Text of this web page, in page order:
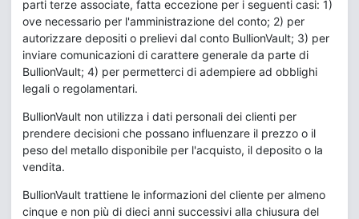
parti terze associate, fatta eccezione per i seguenti casi: 1)
ove necessario per l'amministrazione del conto; 2) per
autorizzare depositi o prelievi dal conto BullionVault; 3) per
inviare comunicazioni di carattere generale da parte di
BullionVault; 4) per permetterci di adempiere ad obblighi
legali o regolamentari.
BullionVault non utilizza i dati personali dei clienti per
prendere decisioni che possano influenzare il prezzo o il
peso del metallo disponibile per l'acquisto, il deposito o la
vendita.
BullionVault trattiene le informazioni del cliente per almeno
cinque e non più di dieci anni successivi alla chiusura del